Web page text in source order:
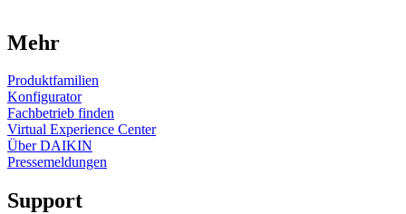
Mehr
Produktfamilien
Konfigurator
Fachbetrieb finden
Virtual Experience Center
Über DAIKIN
Pressemeldungen
Support